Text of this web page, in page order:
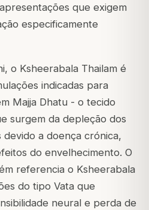
que exigem
especificamente
o Ksheerabala Thailam é
indicadas para
Majja Dhatu - o tecido
surgem da depleção dos
a doença crónica,
do envelhecimento. O
referencia o Ksheerabala
do tipo Vata que
neural e perda de